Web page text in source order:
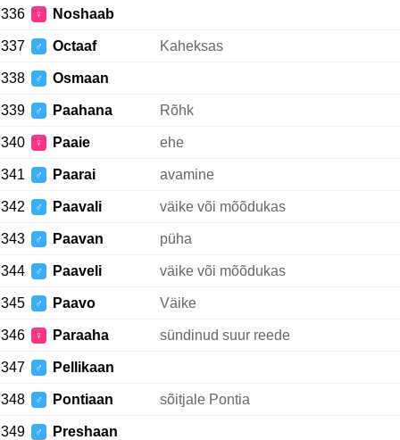
336 ♀ Noshaab
337 ♂ Octaaf Kaheksas
338 ♂ Osmaan
339 ♂ Paahana Rõhk
340 ♀ Paaie ehe
341 ♂ Paarai avamine
342 ♂ Paavali väike või mõõdukas
343 ♂ Paavan püha
344 ♂ Paaveli väike või mõõdukas
345 ♂ Paavo Väike
346 ♀ Paraaha sündinud suur reede
347 ♂ Pellikaan
348 ♂ Pontiaan sõitjale Pontia
349 ♂ Preshaan